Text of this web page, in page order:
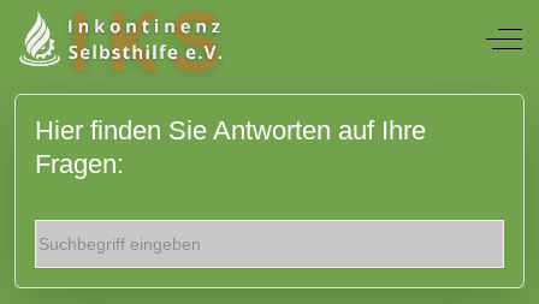
Off-
Hier finden Sie Antworten auf Ihre
Fragen: